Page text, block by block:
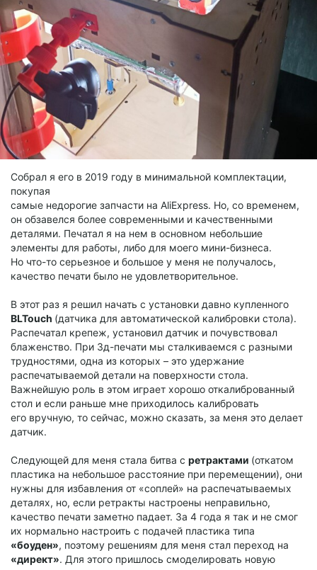
Собрал я его в 2019 году в минимальной комплектации,
покупая
самые недорогие запчасти на AliExpress. Но, со временем,
он обзавелся более современными и качественными
деталями. Печатал я на нем в основном небольшие
элементы для работы, либо для моего мини-бизнеса.
Но что-то серьезное и большое у меня не получалось,
качество печати было не удовлетворительное.
В этот раз я решил начать с установки давно купленного
BLTouch (датчика для автоматической калибровки стола).
Распечатал крепеж, установил датчик и почувствовал
блаженство. При 3д-печати мы сталкиваемся с разными
трудностями, одна из которых – это удержание
распечатываемой детали на поверхности стола.
Важнейшую роль в этом играет хорошо откалиброванный
стол и если раньше мне приходилось калибровать
его вручную, то сейчас, можно сказать, за меня это делает
датчик.
Следующей для меня стала битва с ретрактами (откатом
пластика на небольшое расстояние при перемещении), они
нужны для избавления от «соплей» на распечатываемых
деталях, но, если ретракты настроены неправильно,
качество печати заметно падает. За 4 года я так и не смог
их нормально настроить с подачей пластика типа
«боуден», поэтому решениям для меня стал переход на
«директ». Для этого пришлось смоделировать новую